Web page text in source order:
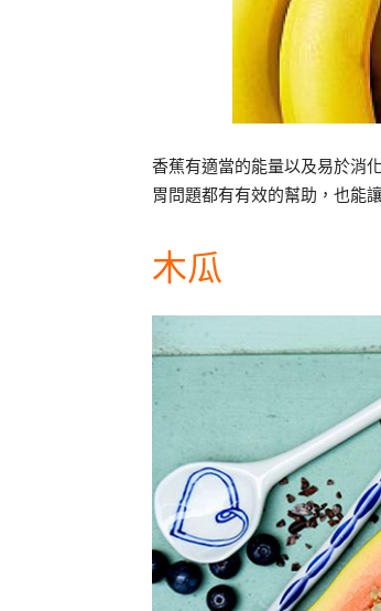
香蕉有適當的能量以及易於消
胃問題都有有效的幫助，也能
木瓜